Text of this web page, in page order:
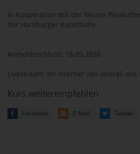
In Kooperation mit der Neuen
der Hamburger Kunsthalle.
Anmeldeschluss: 18.09.2026
Livestream: Im Internet von überall aus
Kurs weiterempfehlen
Facebook E-Mail Twitter